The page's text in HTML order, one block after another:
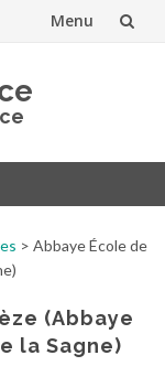
Menu
> Abbaye École de
(Abbaye
la Sagne)